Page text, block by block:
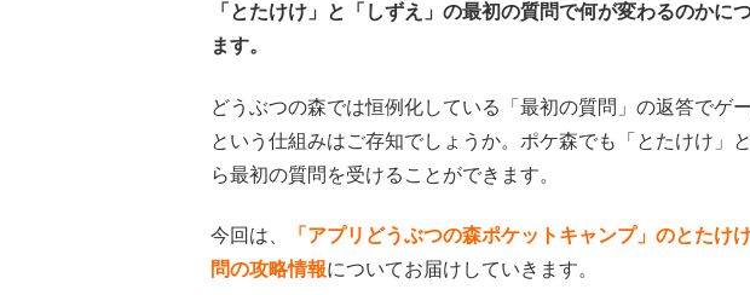
「とたけけ」と「しずえ」の最初の質問で何が変わるのかに
ます。
どうぶつの森では恒例化している「最初の質問」の返答でゲ
という仕組みはご存知でしょうか。ポケ森でも「とたけけ」
ら最初の質問を受けることができます。
今回は、
「アプリどうぶつの森ポケットキャンプ」のとたけ
問の攻略情報についてお届けしていきます。